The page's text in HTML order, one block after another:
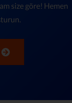
size göre! Hemen